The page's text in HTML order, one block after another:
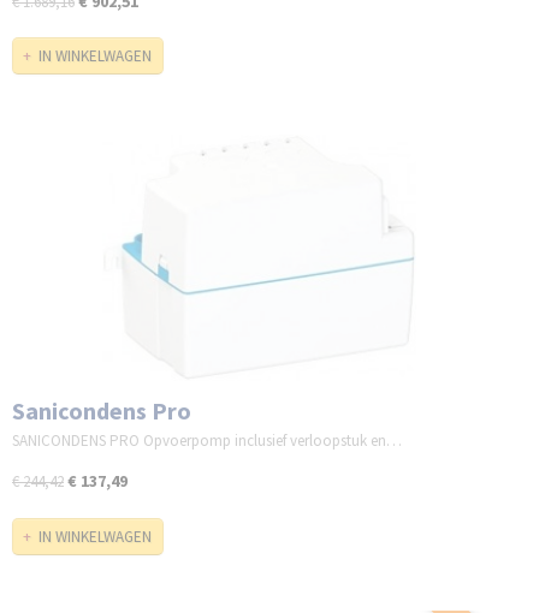
IN WINKELWAGEN
Sanicondens Pro
SANICONDENS PRO Opvoerpomp inclusief verloopstuk en…
€ 244,42€ 137,49
IN WINKELWAGEN